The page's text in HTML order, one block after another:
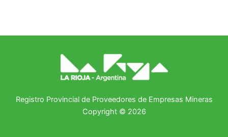
Registro Provincial de Proveedores de Empresas Mineras
Copyright © 2026